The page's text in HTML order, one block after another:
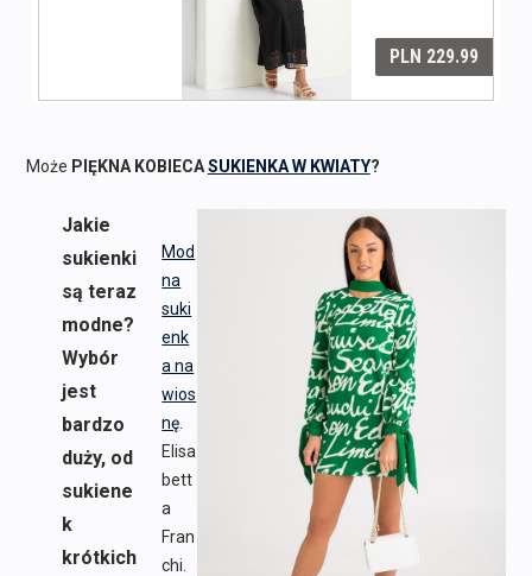
Może PIĘKNA KOBIECASUKIENKA W KWIATY?
Mod
na
suki
enk
a na
wios
nę
Elisa
bett
a
Fran
chi.
Jakie
sukienki
są teraz
modne?
Wybór
jest
bardzo
duży, od
sukiene
k
krótkich